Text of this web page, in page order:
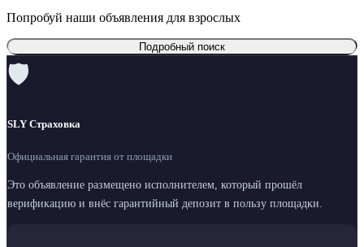
Попробуй наши объявления для взрослых
Подробный поиск
🛡
SLY Страховка
Официальная гарантия от площадки
Это объявление размещено исполнителем, который прошёл
верификацию и внёс гарантийный депозит в пользу площадки.